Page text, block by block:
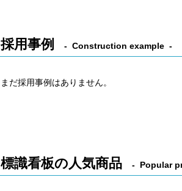
採用事例 Construction example
まだ採用事例はありません。
標識看板の人気商品 Popular